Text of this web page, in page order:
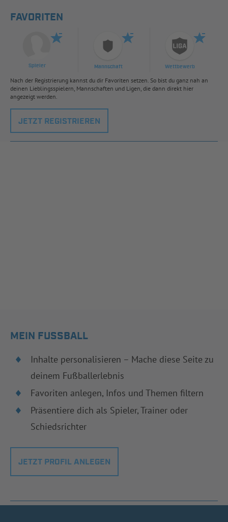
FAVORITEN
Spieler Mannschaft Wettbewerb
Nach der Registrierung kannst du dir Favoriten setzen. So bist du ganz nah an
deinen Lieblingsspielern, Mannschaften und Ligen, die dann direkt hier
angezeigt werden.
JETZT REGISTRIEREN
MEIN FUSSBALL
Inhalte personalisieren – Mache diese Seite zu
deinem Fußballerlebnis
Favoriten anlegen, Infos und Themen filtern
Präsentiere dich als Spieler, Trainer oder
Schiedsrichter
JETZT PROFIL ANLEGEN